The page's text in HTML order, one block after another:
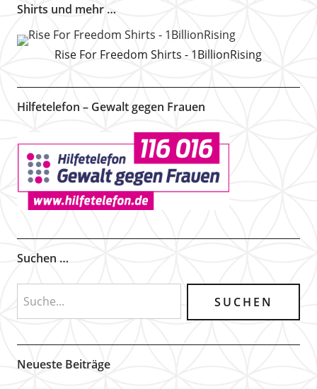
Shirts und mehr …
Rise For Freedom Shirts - 1BillionRising
Hilfetelefon – Gewalt gegen Frauen
Suchen …
Neueste Beiträge